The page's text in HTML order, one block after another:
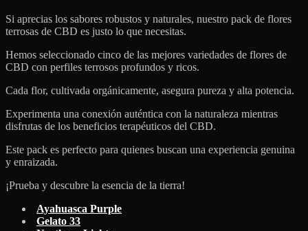
Si aprecias los sabores robustos y naturales, nuestro pack de flores
terrosas de CBD es justo lo que necesitas.
Hemos seleccionado cinco de las mejores variedades de flores de
CBD con perfiles terrosos profundos y ricos.
Cada flor, cultivada orgánicamente, asegura pureza y alta potencia.
Experimenta una conexión auténtica con la naturaleza mientras
disfrutas de los beneficios terapéuticos del CBD.
Este pack es perfecto para quienes buscan una experiencia genuina
y enraizada.
¡Prueba y descubre la esencia de la tierra!
Ayahuasca Purple
Gelato 33